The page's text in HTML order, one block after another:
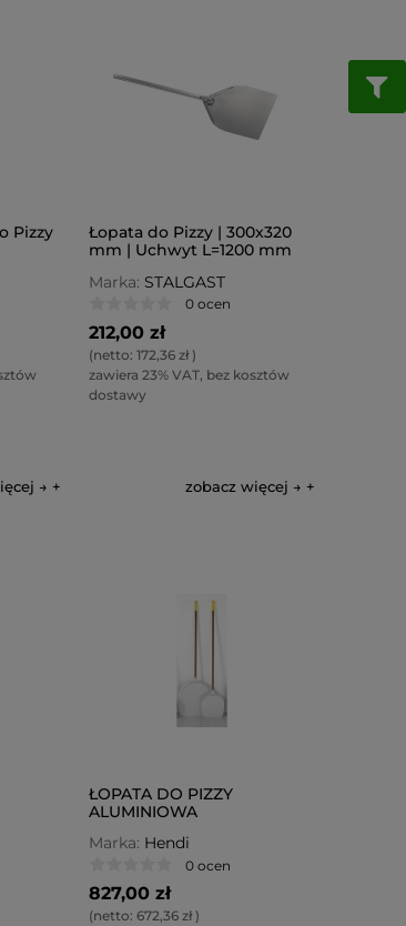
Pizzy
→
Łopata do Pizzy | 300x320
mm | Uchwyt L=1200 mm
Marka: STALGAST
0 ocen
212,00 zł
(netto:172,36 zł)
zawiera 23% VAT, bez kosztów
dostawy
zobacz więcej →
ŁOPATA DO PIZZY
ALUMINIOWA
SOLE MIO
Marka: Hendi
0 ocen
827,00 zł
(netto:672,36 zł)